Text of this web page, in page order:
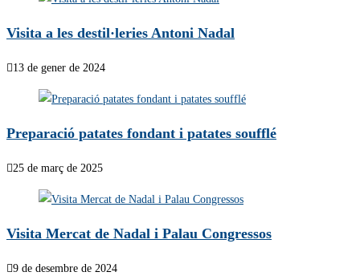
Visita a les destil·leries Antoni Nadal
13 de gener de 2024
Preparació patates fondant i patates soufflé
25 de març de 2025
Visita Mercat de Nadal i Palau Congressos
9 de desembre de 2024